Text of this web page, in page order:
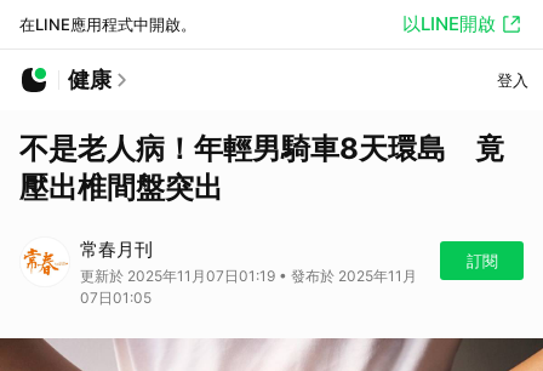
在LINE應用程式中開啟。 以LINE開啟
健康 登入
不是老人病！年輕男騎車8天環島 竟
壓出椎間盤突出
常春月刊
更新於 2025年11月07日01:19 • 發布於 2025年11月
07日01:05
訂閱